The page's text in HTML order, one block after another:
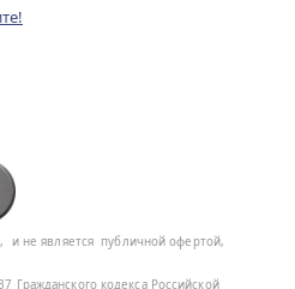
и не является публичной офертой,
Гражданского кодекса Российской